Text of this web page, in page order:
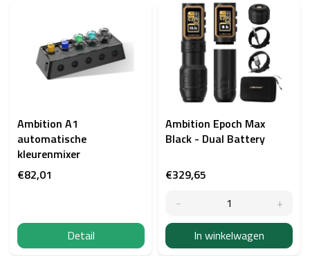
Ambition A1
automatische
kleurenmixer
€82,01
Detail
Ambition Epoch Max
Black - Dual Battery
€329,65
In winkelwagen